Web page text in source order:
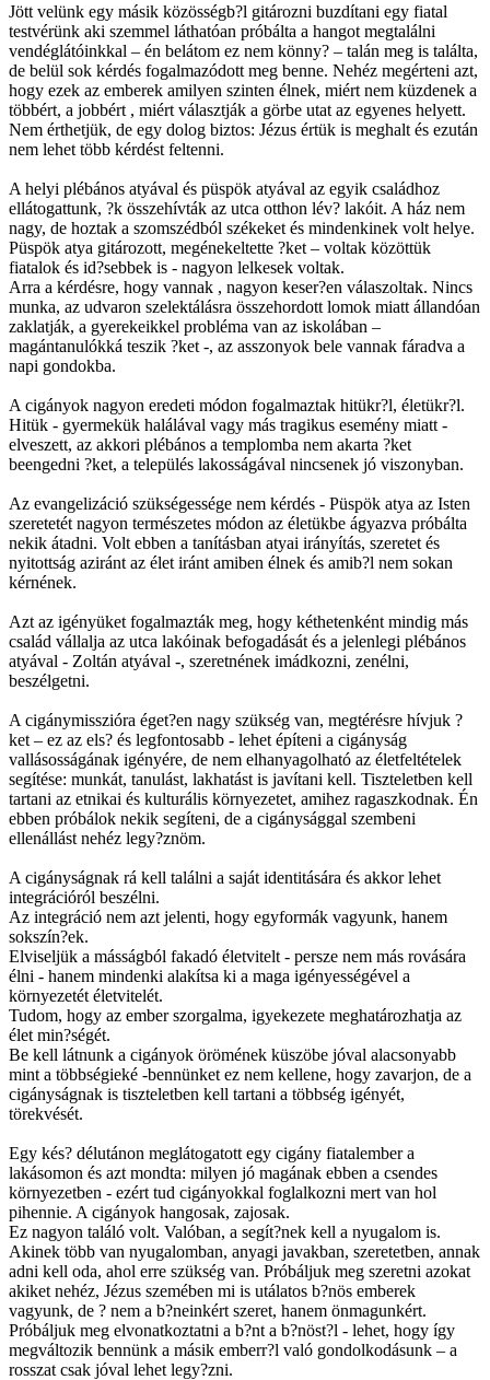
Jött velünk egy másik közösségb?l gitározni buzdítani egy fiatal
testvérünk aki szemmel láthatóan próbálta a hangot megtalálni
vendéglátóinkkal – én belátom ez nem könny? – talán meg is találta,
de belül sok kérdés fogalmazódott meg benne. Nehéz megérteni azt,
hogy ezek az emberek amilyen szinten élnek, miért nem küzdenek a
többért, a jobbért , miért választják a görbe utat az egyenes helyett.
Nem érthetjük, de egy dolog biztos: Jézus értük is meghalt és ezután
nem lehet több kérdést feltenni.
A helyi plébános atyával és püspök atyával az egyik családhoz
ellátogattunk, ?k összehívták az utca otthon lév? lakóit. A ház nem
nagy, de hoztak a szomszédból székeket és mindenkinek volt helye.
Püspök atya gitározott, megénekeltette ?ket – voltak közöttük
fiatalok és id?sebbek is - nagyon lelkesek voltak.
Arra a kérdésre, hogy vannak , nagyon keser?en válaszoltak. Nincs
munka, az udvaron szelektálásra összehordott lomok miatt állandóan
zaklatják, a gyerekeikkel probléma van az iskolában –
magántanulókká teszik ?ket -, az asszonyok bele vannak fáradva a
napi gondokba.
A cigányok nagyon eredeti módon fogalmaztak hitükr?l, életükr?l.
Hitük - gyermekük halálával vagy más tragikus esemény miatt -
elveszett, az akkori plébános a templomba nem akarta ?ket
beengedni ?ket, a település lakosságával nincsenek jó viszonyban.
Az evangelizáció szükségessége nem kérdés - Püspök atya az Isten
szeretetét nagyon természetes módon az életükbe ágyazva próbálta
nekik átadni. Volt ebben a tanításban atyai irányítás, szeretet és
nyitottság aziránt az élet iránt amiben élnek és amib?l nem sokan
kérnének.
Azt az igényüket fogalmazták meg, hogy kéthetenként mindig más
család vállalja az utca lakóinak befogadását és a jelenlegi plébános
atyával - Zoltán atyával -, szeretnének imádkozni, zenélni,
beszélgetni.
A cigánymisszióra éget?en nagy szükség van, megtérésre hívjuk ?
ket – ez az els? és legfontosabb - lehet építeni a cigányság
vallásosságának igényére, de nem elhanyagolható az életfeltételek
segítése: munkát, tanulást, lakhatást is javítani kell. Tiszteletben kell
tartani az etnikai és kulturális környezetet, amihez ragaszkodnak. Én
ebben próbálok nekik segíteni, de a cigánysággal szembeni
ellenállást nehéz legy?znöm.
A cigányságnak rá kell találni a saját identitására és akkor lehet
integrációról beszélni.
Az integráció nem azt jelenti, hogy egyformák vagyunk, hanem
sokszín?ek.
Elviseljük a másságból fakadó életvitelt - persze nem más rovására
élni - hanem mindenki alakítsa ki a maga igényességével a
környezetét életvitelét.
Tudom, hogy az ember szorgalma, igyekezete meghatározhatja az
élet min?ségét.
Be kell látnunk a cigányok örömének küszöbe jóval alacsonyabb
mint a többségieké -bennünket ez nem kellene, hogy zavarjon, de a
cigányságnak is tiszteletben kell tartani a többség igényét,
törekvését.
Egy kés? délutánon meglátogatott egy cigány fiatalember a
lakásomon és azt mondta: milyen jó magának ebben a csendes
környezetben - ezért tud cigányokkal foglalkozni mert van hol
pihennie. A cigányok hangosak, zajosak.
Ez nagyon találó volt. Valóban, a segít?nek kell a nyugalom is.
Akinek több van nyugalomban, anyagi javakban, szeretetben, annak
adni kell oda, ahol erre szükség van. Próbáljuk meg szeretni azokat
akiket nehéz, Jézus szemében mi is utálatos b?nös emberek
vagyunk, de ? nem a b?neinkért szeret, hanem önmagunkért.
Próbáljuk meg elvonatkoztatni a b?nt a b?nöst?l - lehet, hogy így
megváltozik bennünk a másik emberr?l való gondolkodásunk – a
rosszat csak jóval lehet legy?zni.